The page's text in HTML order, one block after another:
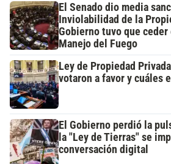
El Senado dio media
Inviolabilidad de la
Gobierno tuvo que ceder
Manejo del Fuego
Ley de Propiedad
votaron a favor y cuáles
El Gobierno perdió la
la "Ley de Tierras" se
conversación digital